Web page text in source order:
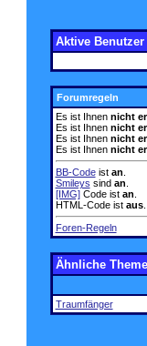
Aktive
Forumregeln
Es ist Ihnen nicht
Es ist Ihnen nicht
Es ist Ihnen nicht
Es ist Ihnen nicht
BB-Codeist an
Smileys sind an
[IMG]Code ist an
HTML-Code ist aus.
Foren-Regeln
Ähnliche
Traumfänger